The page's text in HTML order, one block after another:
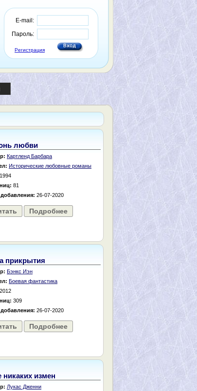
E-mail:
Пароль:
Регистрация
любви
Картленд Барбара
Исторические любовные романы
1994
81
добавления: 26-07-2020
Подробнее
прикрытия
Бэнкс Иэн
Боевая фантастика
2012
309
добавления: 26-07-2020
Подробнее
измен
Лукас Дженни